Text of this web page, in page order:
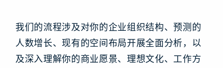
我们的流程涉及对你的企业组织结构、预测的
人数增长、现有的空间布局开展全面分析，以
及深入理解你的商业愿景、理想文化、工作方